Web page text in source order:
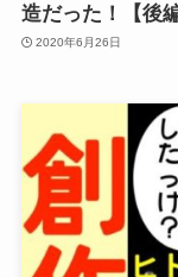
造だった！【後編
2020年6月26日